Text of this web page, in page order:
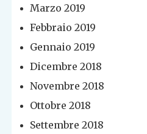
Marzo 2019
Febbraio 2019
Gennaio 2019
Dicembre 2018
Novembre 2018
Ottobre 2018
Settembre 2018